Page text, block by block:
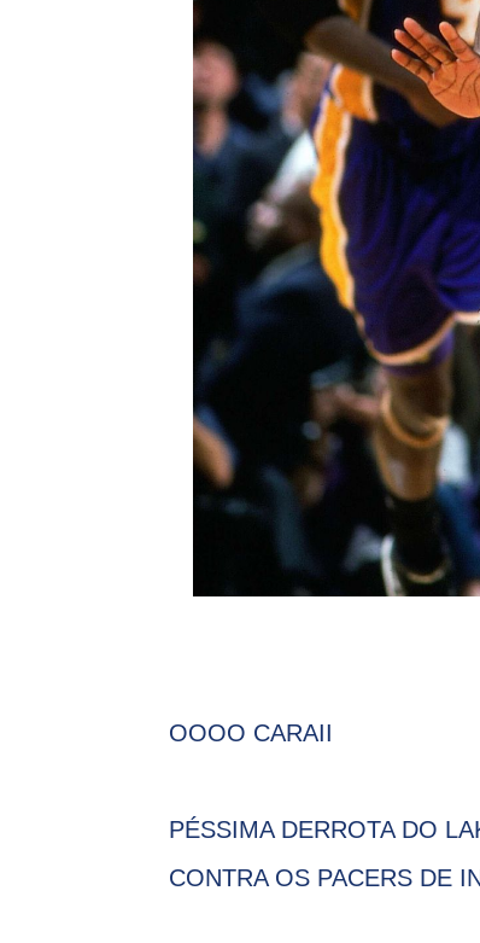
OOOO CARAII
PÉSSIMA DERROTA DO
CONTRA OS PACERS DE